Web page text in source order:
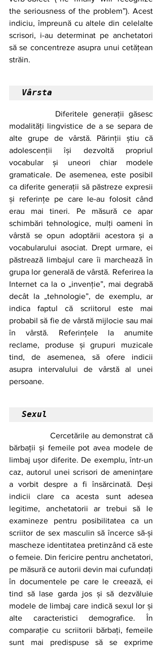
the seriousness of the problem”). Acest
indiciu, împreună cu altele din celelalte
scrisori, i-au determinat pe anchetatori
să se concentreze asupra unui cetățean
străin.
Vârsta
modalități lingvistice de a se separa de
alte grupe de vârstă. Părinții știu că
adolescenții își dezvoltă propriul
vocabular și uneori chiar modele
gramaticale. De asemenea, este posibil
ca diferite generații să păstreze expresii
și referințe pe care le-au folosit când
erau mai tineri. Pe măsură ce apar
schimbări tehnologice, mulți oameni în
vârstă se opun adoptării acestora și a
vocabularului asociat. Drept urmare, ei
păstrează limbajul care îi marchează în
grupa lor generală de vârstă. Referirea la
Internet ca la o „invenție”, mai degrabă
decât la „tehnologie”, de exemplu, ar
indica faptul că scriitorul este mai
probabil să fie de vârstă mijlocie sau mai
în vârstă. Referințele la anumite
reclame, produse și grupuri muzicale
tind, de asemenea, să ofere indicii
asupra intervalului de vârstă al unei
persoane.
Sexul
		Cercetările au demonstrat că
bărbații și femeile pot avea modele de
limbaj ușor diferite. De exemplu, într-un
caz, autorul unei scrisori de amenințare
a vorbit despre a fi însărcinată. Deși
indicii clare ca acesta sunt adesea
legitime, anchetatorii ar trebui să le
examineze pentru posibilitatea ca un
scriitor de sex masculin să încerce să-și
mascheze identitatea pretinzând că este
o femeie. Din fericire pentru anchetatori,
pe măsură ce autorii devin mai cufundați
în documentele pe care le creează, ei
tind să lase garda jos și să dezvăluie
modele de limbaj care indică sexul lor și
alte caracteristici demografice. În
comparație cu scriitorii bărbați, femeile
sunt mai predispuse să se exprime